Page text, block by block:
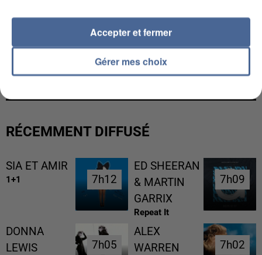
UN SECOND CADRE DE LA DZ MAFIA
INTERPELLÉ EN ALGÉRIE
RÉCEMMENT DIFFUSÉ
SIA ET AMIR
1+1 7h12
7h12
ED SHEERAN
& MARTIN
GARRIX
Repeat It
7h09
7h09
DONNA
LEWIS
7h05
7h05
ALEX
WARREN
7h02
7h02
Gérer mes choix
Accepter et fermer